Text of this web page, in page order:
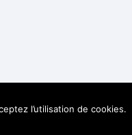
-Mentions légales
l’utilisation de cookies.